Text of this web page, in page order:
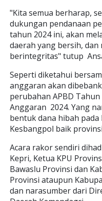
"Kita semua berharap,
dukungan pendanaan
tahun 2024 ini, akan
daerah yang bersih,
berintegritas" tutup
Seperti diketahui
anggaran akan
perubahan APBD
Anggaran 2024. Yang
bentuk dana hibah pada
Kesbangpol baik
Acara rakor sendiri
Kepri, Ketua KPU
Bawaslu Provinsi dan
Provinsi ataupun
dan narasumber dari